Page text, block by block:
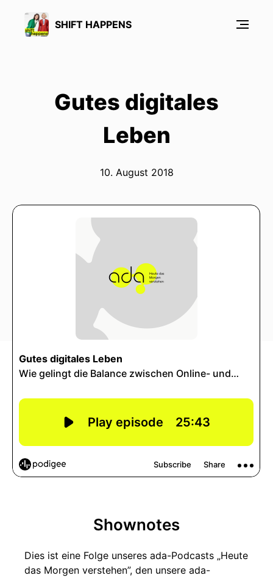
SHIFT HAPPENS
Gutes digitales
Leben
10. August 2018
Shownotes
Dies ist eine Folge unseres ada-Podcasts „Heute
das Morgen verstehen”, den unsere ada-